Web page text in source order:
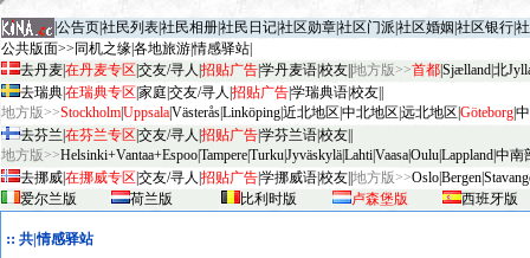
公告页社民列表社民相册社民日记社区勋章社区门派 社区婚姻 社区银行
公共版面>> 同机之缘各地旅游情感驿站
去丹麦在丹麦专区 交友/寻人 招贴广告学丹麦语校友 地方版>>首都Sjælland北
去瑞典在瑞典专区 家庭 交友/寻人 招贴广告学瑞典语校友
地方版>>StockholmUppsalaVästeråsLinköping近北地区 中北地区 远北地区 Göteborg
去芬兰 在芬兰专区 交友/寻人 招贴广告学芬兰语校友
地方版>>Helsinki+Vantaa+EspooTampereTurkuJyväskyläLahtiVaasaOuluLappland中南
去挪威在挪威专区 交友/寻人 招贴广告学挪威语校友 地方版>>OsloBergen
爱尔兰版
荷兰版 比利时版 卢森堡版 西班牙版
:: 共|情感驿站